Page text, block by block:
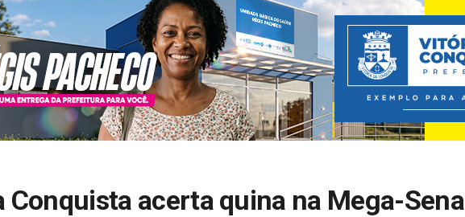
Conquista acerta quina na Mega-Sena